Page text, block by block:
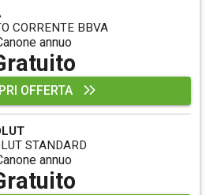
CORRENTE BBVA
annuo
OFFERTA
STANDARD
annuo